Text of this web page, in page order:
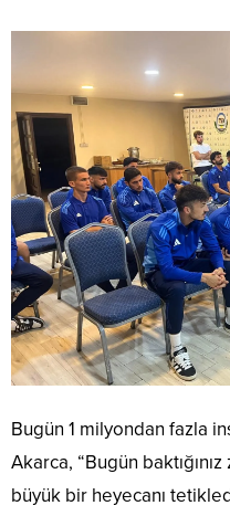
Bugün 1 milyondan fazla
Akarca, “Bugün
büyük bir heyecanı